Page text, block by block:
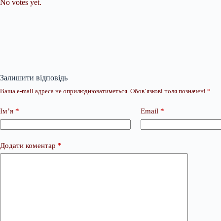
No votes yet.
Залишити відповідь
Ваша e-mail адреса не оприлюднюватиметься. Обов’язкові поля позначені *
Ім’я * Email *
Додати коментар *